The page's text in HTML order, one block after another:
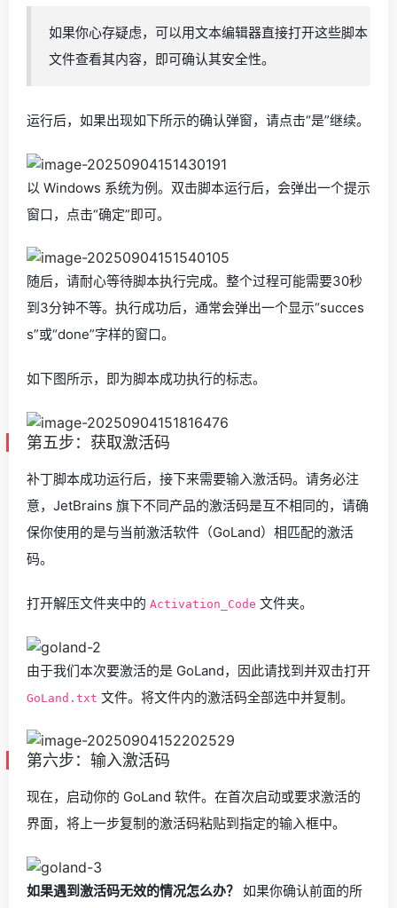
如果你心存疑虑，可以用文本编辑器直接打开这些脚本
文件查看其内容，即可确认其安全性。
运行后，如果出现如下所示的确认弹窗，请点击“是”继续。
以 Windows 系统为例。双击脚本运行后，会弹出一个提示
窗口，点击“确定”即可。
随后，请耐心等待脚本执行完成。整个过程可能需要30秒
到3分钟不等。执行成功后，通常会弹出一个显示“succes
s”或“done”字样的窗口。
如下图所示，即为脚本成功执行的标志。
第五步：获取激活码
补丁脚本成功运行后，接下来需要输入激活码。请务必注
意，JetBrains 旗下不同产品的激活码是互不相同的，请确
保你使用的是与当前激活软件（GoLand）相匹配的激活
码。
打开解压文件夹中的 Activation_Code 文件夹。
由于我们本次要激活的是 GoLand，因此请找到并双击打开
GoLand.txt 文件。将文件内的激活码全部选中并复制。
第六步：输入激活码
现在，启动你的 GoLand 软件。在首次启动或要求激活的
界面，将上一步复制的激活码粘贴到指定的输入框中。
如果遇到激活码无效的情况怎么办？ 如果你确认前面的所